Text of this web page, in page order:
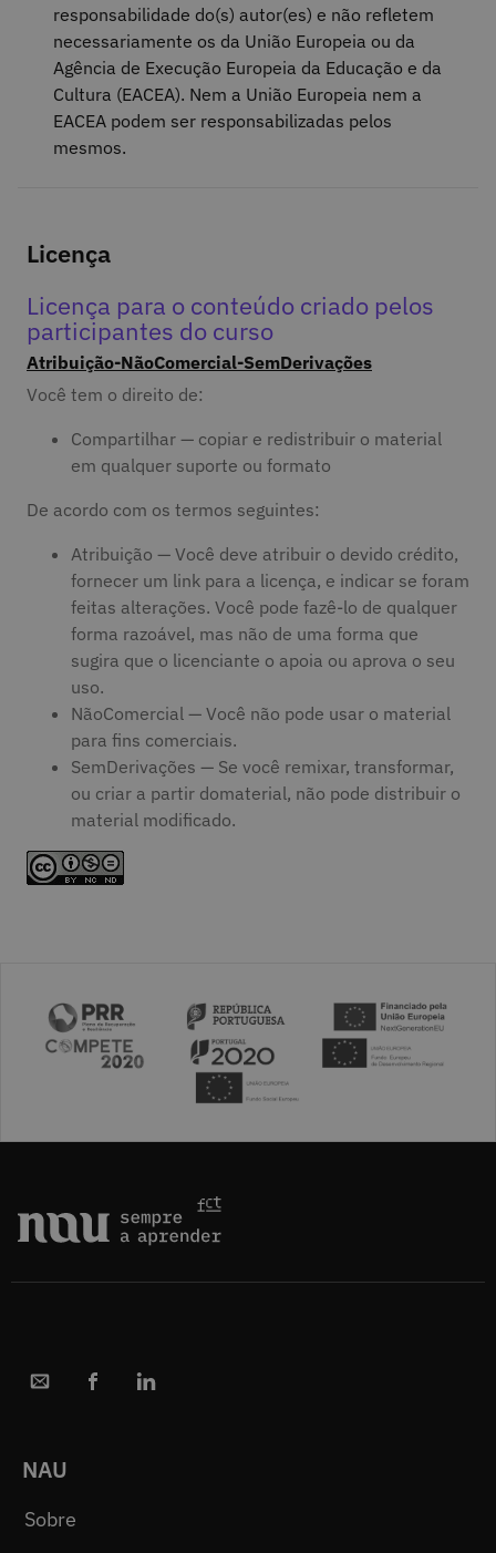
responsabilidade do(s) autor(es) e não refletem
necessariamente os da União Europeia ou da
Agência de Execução Europeia da Educação e da
Cultura (EACEA). Nem a União Europeia nem a
EACEA podem ser responsabilizadas pelos
mesmos.
Licença
Licença para o conteúdo criado pelos
participantes do curso
Atribuição-NãoComercial-SemDerivações
Você tem o direito de:
Compartilhar — copiar e redistribuir o material
em qualquer suporte ou formato
De acordo com os termos seguintes:
Atribuição — Você deve atribuir o devido crédito,
fornecer um link para a licença, e indicar se foram
feitas alterações. Você pode fazê-lo de qualquer
forma razoável, mas não de uma forma que
sugira que o licenciante o apoia ou aprova o seu
uso.
NãoComercial — Você não pode usar o material
para fins comerciais.
SemDerivações — Se você remixar, transformar,
ou criar a partir domaterial, não pode distribuir o
material modificado.
NAU
Sobre